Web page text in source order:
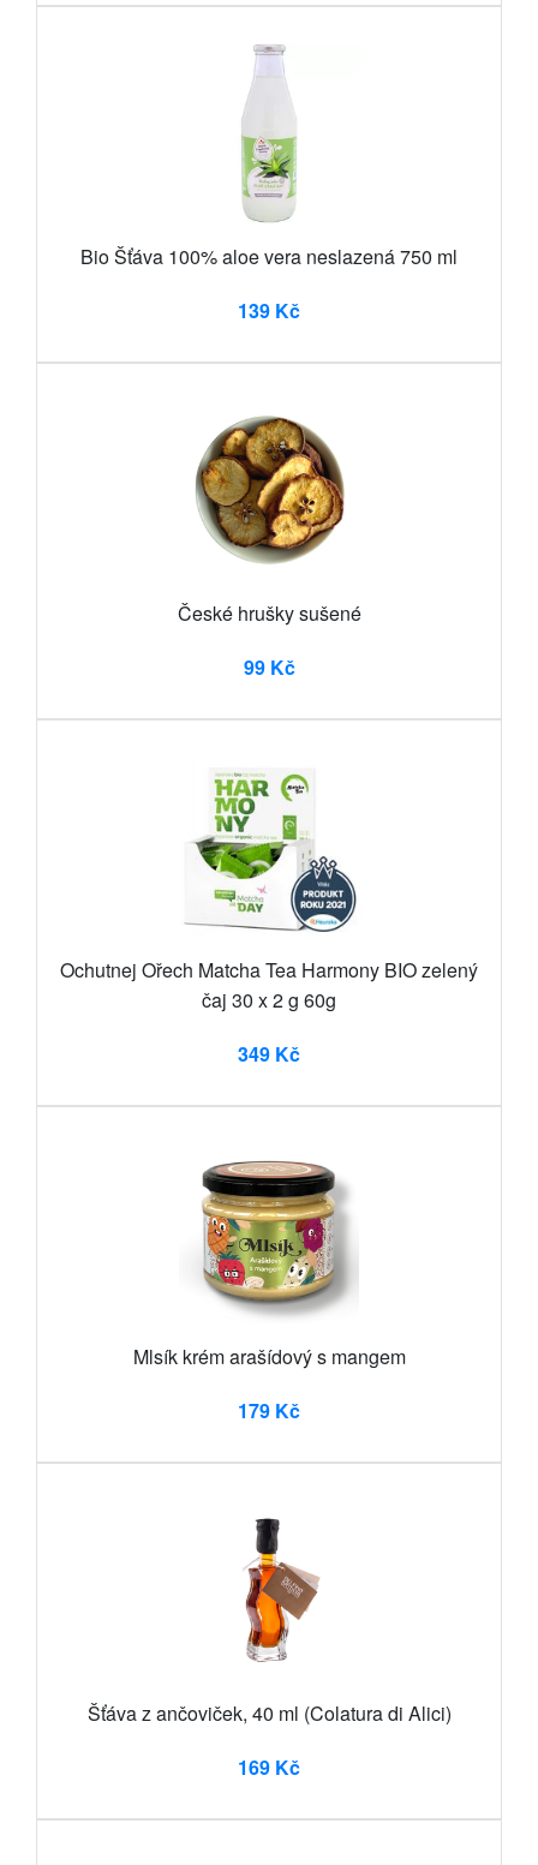
Bio Šťáva 100% aloe vera neslazená 750 ml
139 Kč
České hrušky sušené
99 Kč
Ochutnej Ořech Matcha Tea Harmony BIO zelený
čaj 30 x 2 g 60g
349 Kč
Mlsík krém arašídový s mangem
179 Kč
Šťáva z ančoviček, 40 ml (Colatura di Alici)
169 Kč